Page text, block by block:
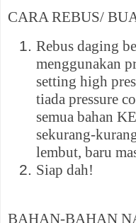
CARA REBUS/
Rebus daging
menggunakan
setting high
tiada pressure
semua bahan
sekurang-
lembut, baru
Siap dah!
BAHAN-BAHAN